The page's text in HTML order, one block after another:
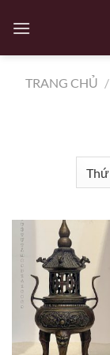
qua
TRANG CHỦ /